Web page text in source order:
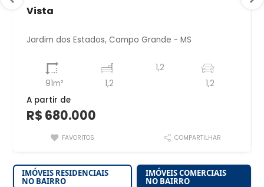
Vista
Jardim dos Estados, Campo Grande - MS
91m² 1,2
1,2
1,2
A partir de
R$ 680.000
FAVORITOS COMPARTILHAR
IMÓVEIS RESIDENCIAIS
NO BAIRRO
IMÓVEIS COMERCIAIS
NO BAIRRO